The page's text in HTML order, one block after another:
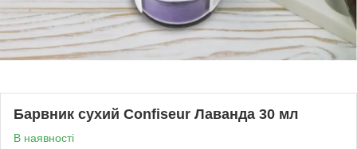
Барвник сухий Confiseur Лаванда 30 мл
В наявності